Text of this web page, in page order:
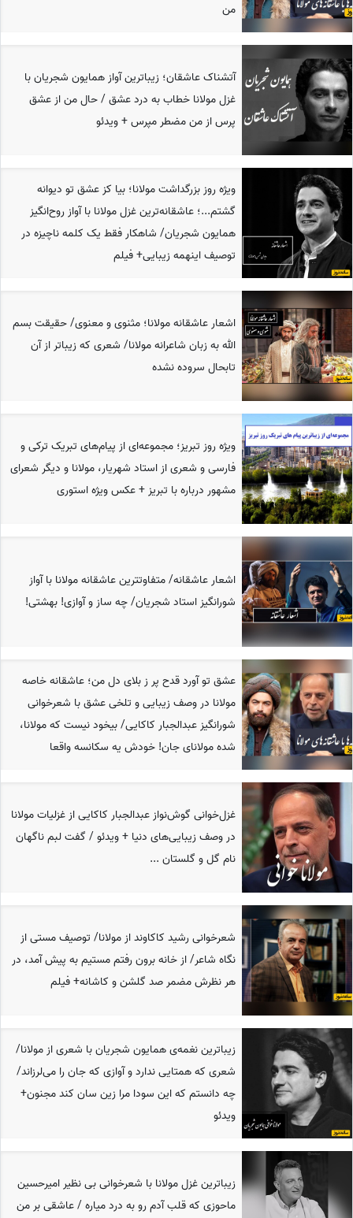
من
آتشناک عاشقان؛ زیباترین آواز همایون شجریان با
غزل مولانا خطاب به درد عشق / حال من از عشق
پرس از من مضطر مپرس + ویدئو
ویژه روز بزرگداشت مولانا؛ بیا کز عشق تو دیوانه
گشتم...؛ عاشقانه‌ترین غزل مولانا با آواز روح‌انگیز
همایون شجریان/ شاهکار فقط یک کلمه ناچیزه در
توصیف اینهمه زیبایی+ فیلم
اشعار عاشقانه مولانا؛ مثنوی و معنوی/ حقیقت بسم
الله به زبان شاعرانه مولانا/ شعری که زیباتر از آن
تابحال سروده نشده
ویژه روز تبریز؛ مجموعه‌ای از پیام‌های تبریک ترکی و
فارسی و شعری از استاد شهریار، مولانا و دیگر شعرای
مشهور درباره با تبریز + عکس ویژه استوری
اشعار عاشقانه/ متفاوتترین عاشقانه مولانا با آواز
شورانگیز استاد شجریان/ چه ساز و آوازی! بهشتی!
عشق تو آورد قدح پر ز بلای دل من؛ عاشقانه خاصه
مولانا در وصف زیبایی و تلخی عشق با شعرخوانی
شورانگیز عبدالجبار کاکایی/ بیخود نیست که مولانا،
شده مولانای جان! خودش یه سکانسه واقعا
غزل‌خوانی گوش‌نواز عبدالجبار کاکایی از غزلیات مولانا
در وصف زیبایی‌های دنیا + ویدئو / گفت لبم ناگهان
نام گل و گلستان ...
شعرخوانی رشید کاکاوند از مولانا/ توصیف مستی از
نگاه شاعر/ از خانه برون رفتم مستیم به پیش آمد، در
هر نظرش مضمر صد گلشن و کاشانه+ فیلم
زیباترین نغمه‌ی همایون شجریان با شعری از مولانا/
شعری که همتایی ندارد و آوازی که جان را می‌لرزاند/
چه دانستم که این سودا مرا زین سان کند مجنون+
ویدئو
زیباترین غزل مولانا با شعرخوانی بی نظیر امیرحسین
ماحوزی که قلب آدم رو به درد میاره / عاشقی بر من